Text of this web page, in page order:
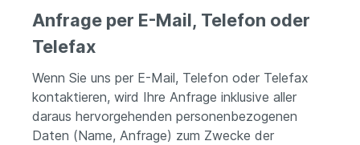
Anfrage per E-Mail, Telefon oder
Telefax
Wenn Sie uns per E-Mail, Telefon oder Telefax
kontaktieren, wird Ihre Anfrage inklusive aller
daraus hervorgehenden personenbezogenen
Daten (Name, Anfrage) zum Zwecke der